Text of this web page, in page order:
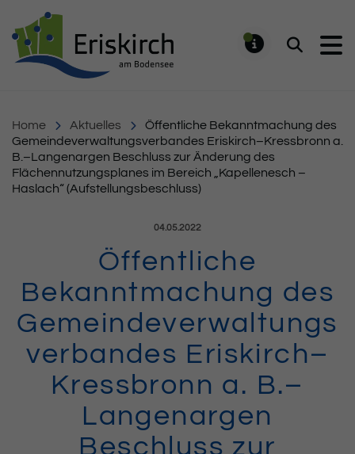
Suchen
Home Aktuelles
Öffentliche Bekanntmachung des
Gemeindeverwaltungsverbandes Eriskirch–Kressbronn a.
B.–Langenargen Beschluss zur Änderung des
Flächennutzungsplanes im Bereich „Kapellenesch –
Haslach“ (Aufstellungsbeschluss)
Veröffentlicht am:
04.05.2022
Öffentliche
Bekanntmachung des
Gemeindeverwaltungs
verbandes Eriskirch–
Kressbronn a. B.–
Langenargen
Beschluss zur